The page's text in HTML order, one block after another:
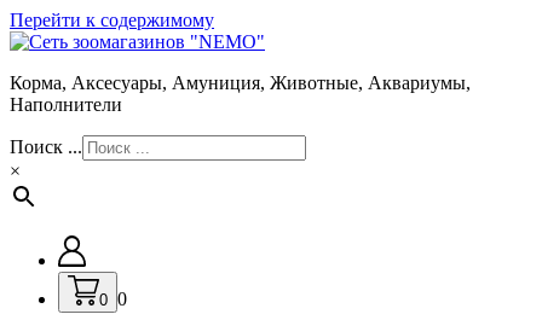
Перейти к содержимому
Корма, Аксесуары, Амуниция, Животные, Аквариумы,
Наполнители
Поиск ...
×
0 0